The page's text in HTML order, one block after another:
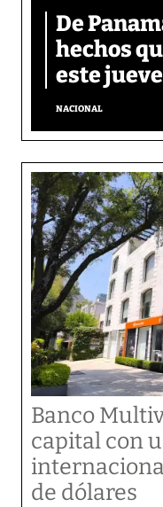
De
hechos
este
NACIONAL
Banco
capital con
de dólares